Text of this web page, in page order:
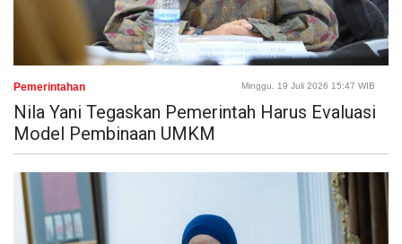
Pemerintahan Minggu, 19 Juli 2026 15:47 WIB
Nila Yani Tegaskan Pemerintah Harus Evaluasi
Model Pembinaan UMKM